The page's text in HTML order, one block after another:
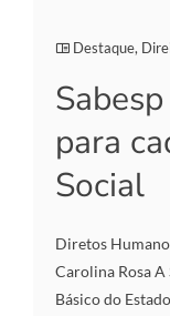
Destaque,
para
Social
Diretos
Carolina Rosa A
Básico do